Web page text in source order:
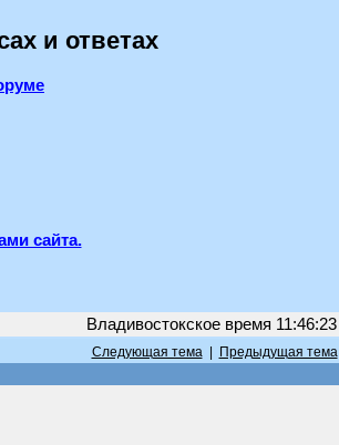
и ответах
сайта.
Владивостокское время 11:46:23
Следующая тема| Предыдущая тема